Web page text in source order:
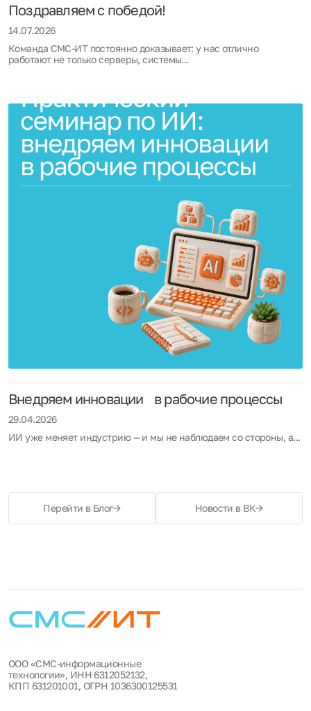
Поздравляем с победой!
14.07.2026
Команда СМС-ИТ постоянно доказывает: у нас отлично
работают не только серверы, системы...
Внедряем инновации в рабочие процессы
29.04.2026
ИИ уже меняет индустрию — и мы не наблюдаем со стороны, а...
Перейти в Блог Новости в ВК
ООО «СМС-информационные
технологии», ИНН 6312052132,
КПП 631201001, ОГРН 1036300125531